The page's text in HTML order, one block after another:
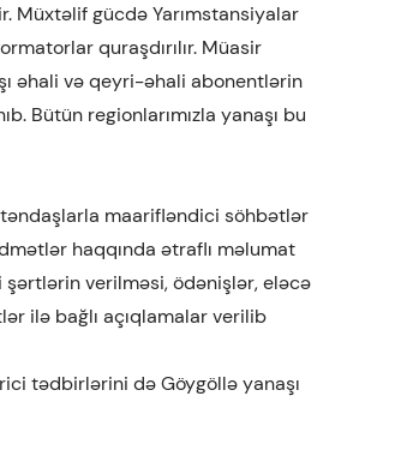
Müxtəlif gücdə Yarımstansiyalar
quraşdırılır. Müasir
əhali və qeyri-əhali abonentlərin
Bütün regionlarımızla yanaşı bu
maarifləndici söhbətlər
haqqında ətraflı məlumat
verilməsi, ödənişlər, eləcə
ilə bağlı açıqlamalar verilib
tədbirlərini də Göygöllə yanaşı